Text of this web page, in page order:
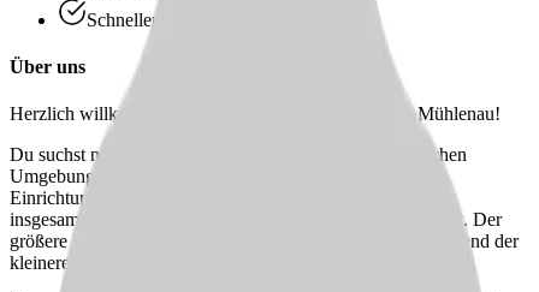
Schneller Rückruf
Über uns
Herzlich willkommen im Procuritas Seniorenzentrum Mühlenau!
Du suchst nach einem Job in einer lebendigen, dynamischen
Umgebung? Dann bist Du bei uns genau richtig! Unsere
Einrichtung, die seit dem Jahr 2000 besteht, bietet Platz für
insgesamt 69 Betten und ist in zwei Wohnbereiche unterteilt. Der
größere Wohnbereich erstreckt sich über zwei Etagen, während der
kleinere Wohnbereich eine Etage umfasst.